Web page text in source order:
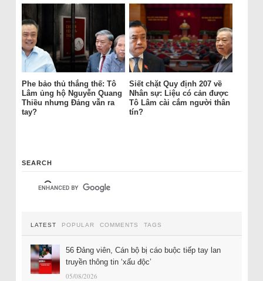
Phe bảo thủ thắng thế: Tô
Lâm ủng hộ Nguyễn Quang
Thiều nhưng Đảng vẫn ra
tay?
Siết chặt Quy định 207 về
Nhân sự: Liệu có cản được
Tô Lâm cài cắm người thân
tín?
SEARCH
LATEST POPULAR COMMENTS TAGS
56 Đảng viên, Cán bộ bị cáo buộc tiếp tay lan
truyền thông tin ‘xấu độc’
05/08/2026